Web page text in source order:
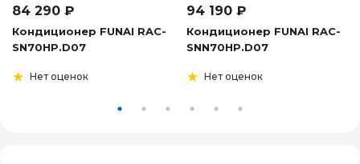
84 290 ₽
Кондиционер FUNAI RAC-
SN70HP.D07
Нет оценок
94 190 ₽
Кондиционер FUNAI RAC-
SNN70HP.D07
Нет оценок